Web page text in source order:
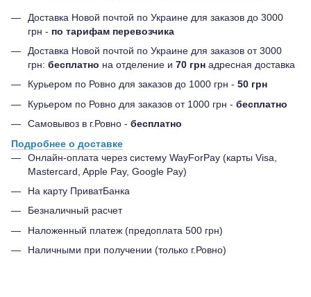
Доставка Новой почтой по Украине для заказов до 3000
грн - по тарифам перевозчика
Доставка Новой почтой по Украине для заказов от 3000
грн: бесплатно на отделение и 70 грн адресная доставка
Курьером по Ровно для заказов до 1000 грн - 50 грн
Курьером по Ровно для заказов от 1000 грн - бесплатно
Самовывоз в г.Ровно - бесплатно
Подробнее о доставке
Онлайн-оплата через систему WayForPay (карты Visa,
Mastercard, Apple Pay, Google Pay)
На карту ПриватБанка
Безналичный расчет
Наложенный платеж (предоплата 500 грн)
Наличными при получении (только г.Ровно)